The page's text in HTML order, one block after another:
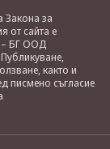
Закона за
от сайта е
– БГ ООД
както и
писмено съгласие